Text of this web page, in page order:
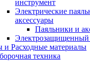
инструмент
Электрические
аксессуары
Паяльники и
Электрозащищенный
и Расходные материалы
техника